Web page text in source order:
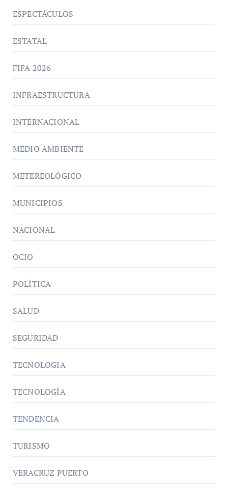
ESPECTÁCULOS
ESTATAL
FIFA 2026
INFRAESTRUCTURA
INTERNACIONAL
MEDIO AMBIENTE
METEREOLÓGICO
MUNICIPIOS
NACIONAL
OCIO
POLÍTICA
SALUD
SEGURIDAD
TECNOLOGIA
TECNOLOGÍA
TENDENCIA
TURISMO
VERACRUZ PUERTO